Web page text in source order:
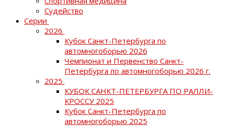
Судейство
Серии
2026
Кубок Санкт-Петербурга по
автомногоборью 2026
Чемпионат и Первенство Санкт-
Петербурга по автомногоборью 2026 г.
2025
КУБОК САНКТ-ПЕТЕРБУРГА ПО РАЛЛИ-
КРОССУ 2025
Кубок Санкт-Петербурга по
автомногоборью 2025